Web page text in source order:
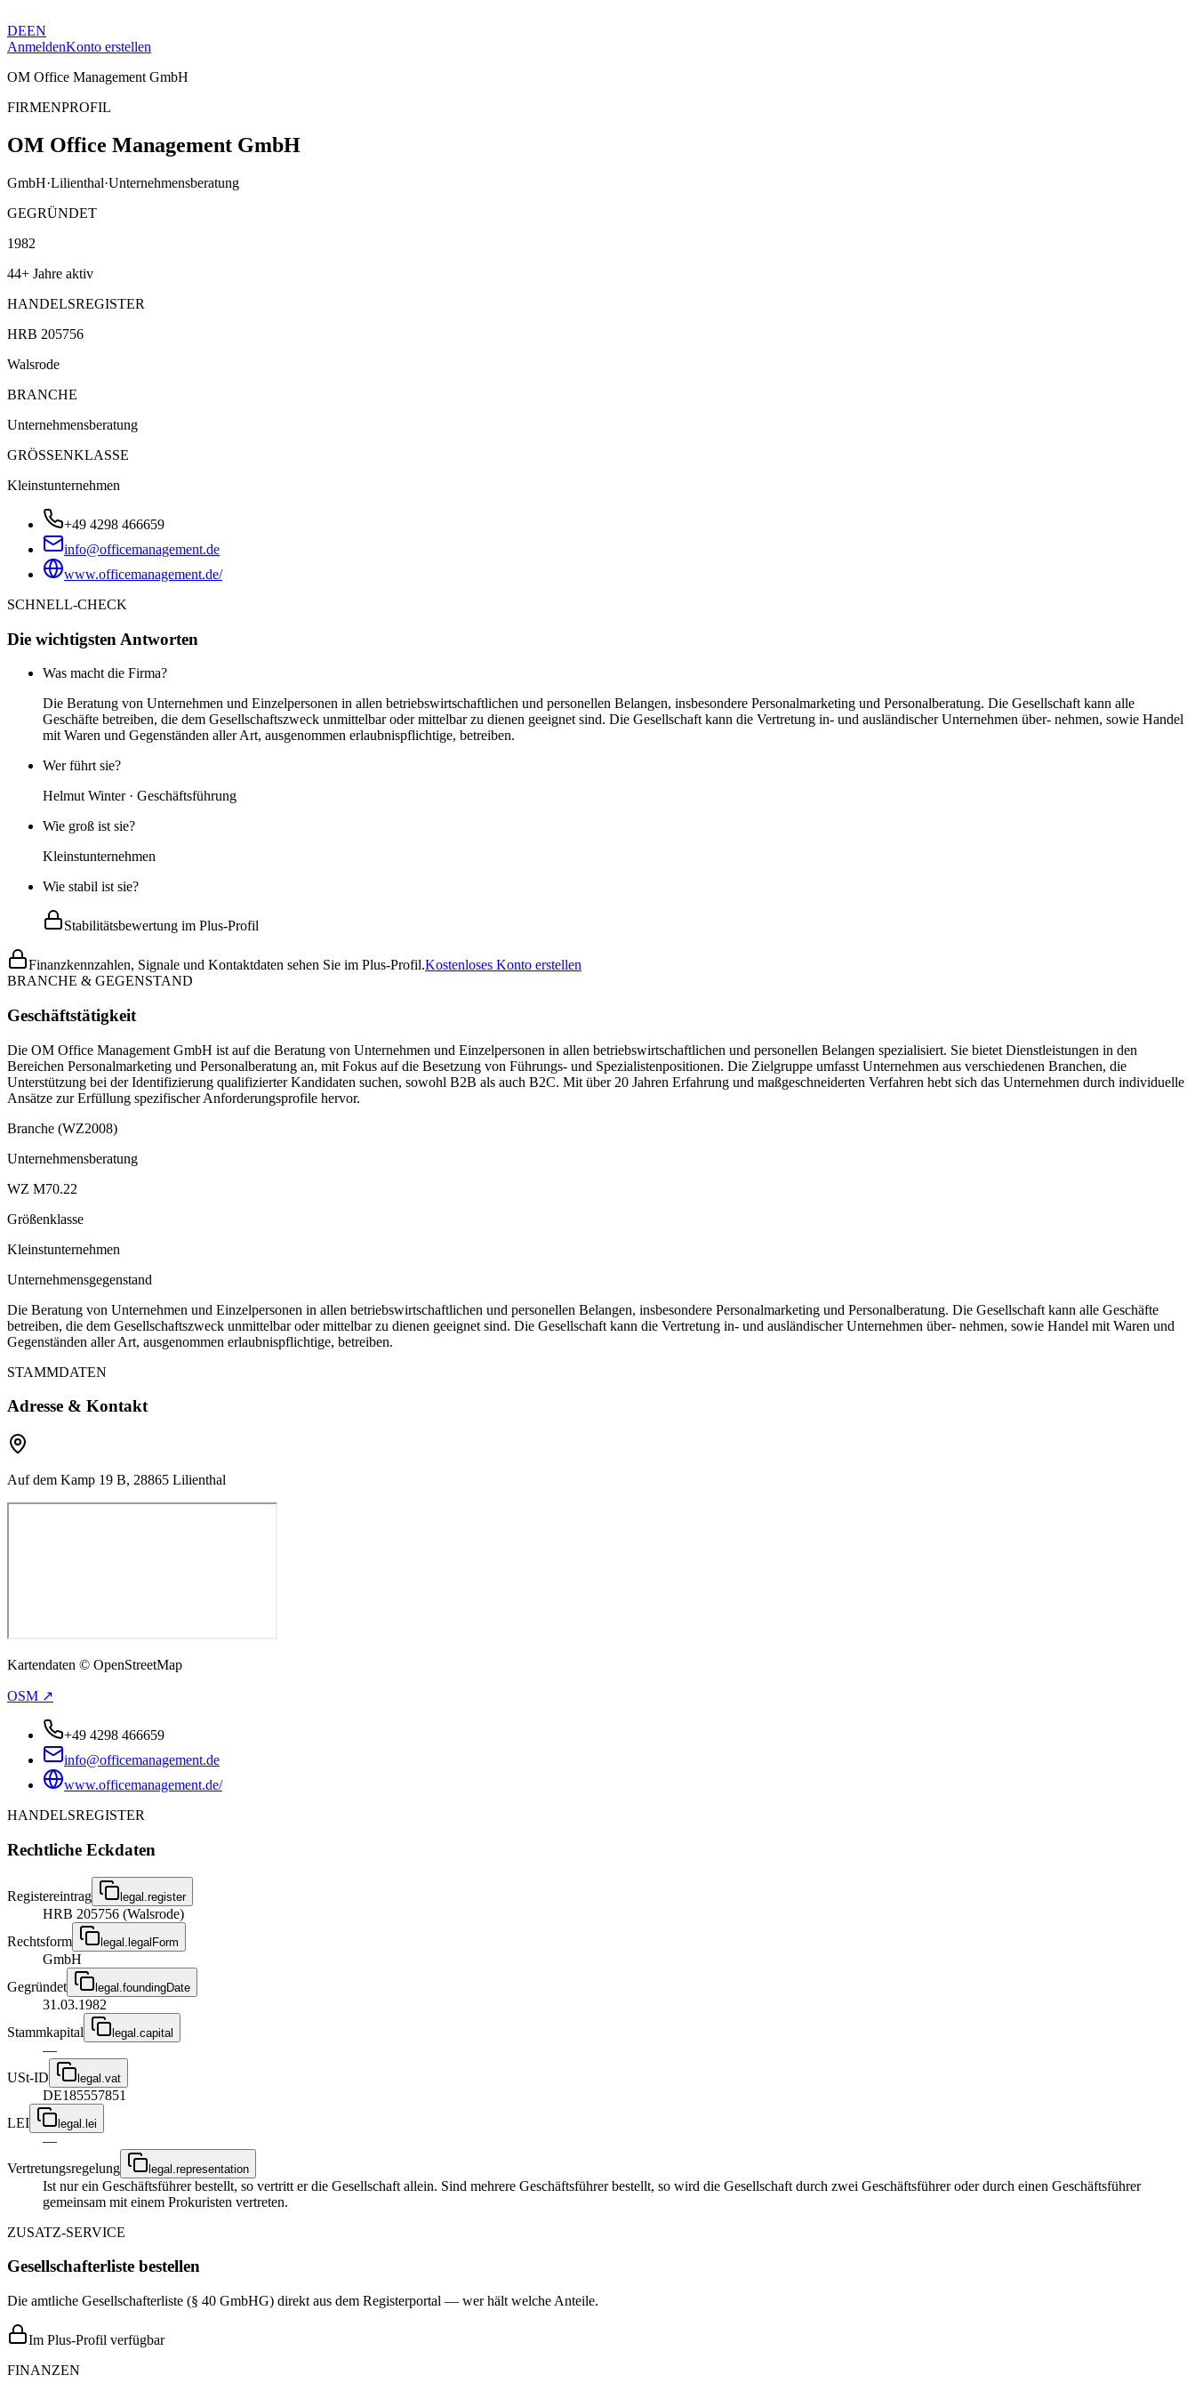
DEEN
AnmeldenKonto erstellen
OM Office Management GmbH
FIRMENPROFIL
OM Office Management GmbH
GmbH·Lilienthal·Unternehmensberatung
GEGRÜNDET
1982
44+ Jahre aktiv
HANDELSREGISTER
HRB 205756
Walsrode
BRANCHE
Unternehmensberatung
GRÖSSENKLASSE
Kleinstunternehmen
+49 4298 466659
info@officemanagement.de
www.officemanagement.de/
SCHNELL-CHECK
Die wichtigsten Antworten
Was macht die Firma?
Die Beratung von Unternehmen und Einzelpersonen in allen betriebswirtschaftlichen und personellen Belangen, insbesondere Personalmarketing und Personalberatung. Die Gesellschaft kann alle
Geschäfte betreiben, die dem Gesellschaftszweck unmittelbar oder mittelbar zu dienen geeignet sind. Die Gesellschaft kann die Vertretung in- und ausländischer Unternehmen über- nehmen, sowie Handel
mit Waren und Gegenständen aller Art, ausgenommen erlaubnispflichtige, betreiben.
Wer führt sie?
Helmut Winter · Geschäftsführung
Wie groß ist sie?
Kleinstunternehmen
Wie stabil ist sie?
Stabilitätsbewertung im Plus-Profil
Finanzkennzahlen, Signale und Kontaktdaten sehen Sie im Plus-Profil.Kostenloses Konto erstellen
BRANCHE & GEGENSTAND
Geschäftstätigkeit
Die OM Office Management GmbH ist auf die Beratung von Unternehmen und Einzelpersonen in allen betriebswirtschaftlichen und personellen Belangen spezialisiert. Sie bietet Dienstleistungen in den
Bereichen Personalmarketing und Personalberatung an, mit Fokus auf die Besetzung von Führungs- und Spezialistenpositionen. Die Zielgruppe umfasst Unternehmen aus verschiedenen Branchen, die
Unterstützung bei der Identifizierung qualifizierter Kandidaten suchen, sowohl B2B als auch B2C. Mit über 20 Jahren Erfahrung und maßgeschneiderten Verfahren hebt sich das Unternehmen durch individuelle
Ansätze zur Erfüllung spezifischer Anforderungsprofile hervor.
Branche (WZ2008)
Unternehmensberatung
WZ M70.22
Größenklasse
Kleinstunternehmen
Unternehmensgegenstand
Die Beratung von Unternehmen und Einzelpersonen in allen betriebswirtschaftlichen und personellen Belangen, insbesondere Personalmarketing und Personalberatung. Die Gesellschaft kann alle Geschäfte
betreiben, die dem Gesellschaftszweck unmittelbar oder mittelbar zu dienen geeignet sind. Die Gesellschaft kann die Vertretung in- und ausländischer Unternehmen über- nehmen, sowie Handel mit Waren und
Gegenständen aller Art, ausgenommen erlaubnispflichtige, betreiben.
STAMMDATEN
Adresse & Kontakt
Auf dem Kamp 19 B, 28865 Lilienthal
Kartendaten © OpenStreetMap
OSM ↗
+49 4298 466659
info@officemanagement.de
www.officemanagement.de/
HANDELSREGISTER
Rechtliche Eckdaten
Registereintrag legal.register
HRB 205756 (Walsrode)
Rechtsform
legal.legalForm
GmbH
Gegründet
legal.foundingDate
31.03.1982
Stammkapital
legal.capital
—
USt-ID
legal.vat
DE185557851
LEI
legal.lei
—
Vertretungsregelung
legal.representation
Ist nur ein Geschäftsführer bestellt, so vertritt er die Gesellschaft allein. Sind mehrere Geschäftsführer bestellt, so wird die Gesellschaft durch zwei Geschäftsführer oder durch einen Geschäftsführer
gemeinsam mit einem Prokuristen vertreten.
ZUSATZ-SERVICE
Gesellschafterliste bestellen
Die amtliche Gesellschafterliste (§ 40 GmbHG) direkt aus dem Registerportal — wer hält welche Anteile.
Im Plus-Profil verfügbar
FINANZEN